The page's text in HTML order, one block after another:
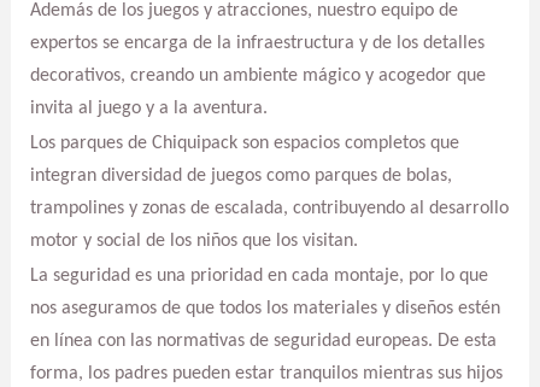
Además de los juegos y atracciones, nuestro equipo de
expertos se encarga de la infraestructura y de los detalles
decorativos, creando un ambiente mágico y acogedor que
invita al juego y a la aventura.
Los parques de Chiquipack son espacios completos que
integran diversidad de juegos como parques de bolas,
trampolines y zonas de escalada, contribuyendo al desarrollo
motor y social de los niños que los visitan.
La seguridad es una prioridad en cada montaje, por lo que
nos aseguramos de que todos los materiales y diseños estén
en línea con las normativas de seguridad europeas. De esta
forma, los padres pueden estar tranquilos mientras sus hijos